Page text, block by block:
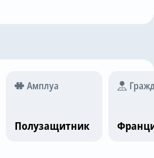
Амплуа
Полузащитник